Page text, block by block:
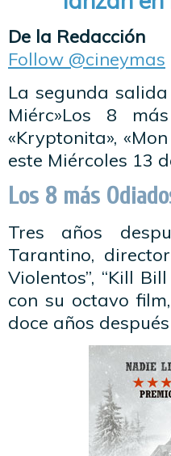
De la Redacción
Follow @cineymas
La segunda
Miérc»Los 8
«Kryptonita»,
este Miércoles 13
Los 8 más
Tres años
Tarantino,
Violentos”, “Kill
con su octavo
doce años